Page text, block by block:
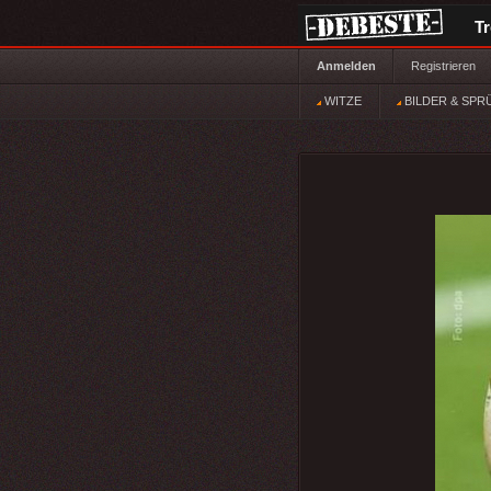
Anmelden Registrieren
WITZE BILDER &